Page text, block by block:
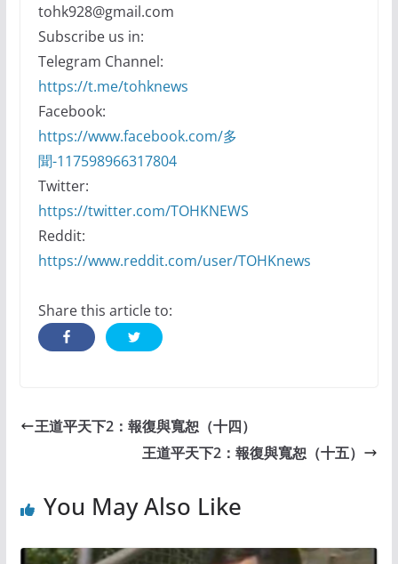
tohk928@gmail.com
Subscribe us in:
Telegram Channel:
https://t.me/tohknews
Facebook:
https://www.facebook.com/多
聞-117598966317804
Twitter:
https://twitter.com/TOHKNEWS
Reddit:
https://www.reddit.com/user/TOHKnews
Share this article to:
王道平天下2：報復與寬恕（十四）
王道平天下2：報復與寬恕（十五）
You May Also Like